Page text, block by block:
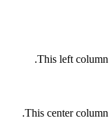
This left column
This center